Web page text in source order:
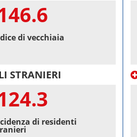
di vecchiaia
STRANIERI
di residenti